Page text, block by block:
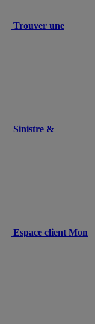
Trouver une
Sinistre &
Espace client Mon